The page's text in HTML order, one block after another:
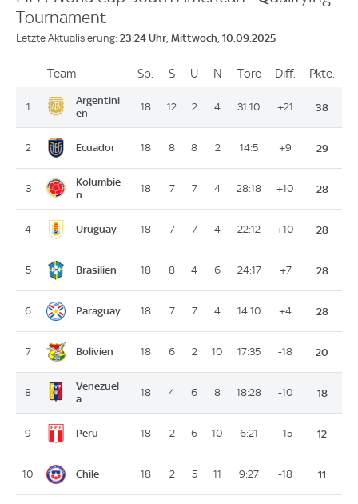
Tournament
Letzte Aktualisierung: 23:24 Uhr, Mittwoch, 10.09.2025
PlatzTeam Sp. Spiele
S Siege
U Unentschieden
N Niederlagen
ToreToreDiff. Differenz
Pkte.
1
Argentini
en
18 12 2 4 31:10 +21 38
2 Ecuador 18 8 8 2 14:5 +9 29
3
Kolumbie
n
18 7 7 4 28:18 +10 28
4 Uruguay 18 7 7 4 22:12 +10 28
5 Brasilien 18 8 4 6 24:17 +7 28
6 Paraguay 18 7 7 4 14:10 +4 28
7 Bolivien 18 6 2 10 17:35 -18 20
8
Venezuel
a
18 4 6 8 18:28 -10 18
9 Peru 18 2 6 10 6:21 -15 12
10 Chile 18 2 5 11 9:27 -18 11